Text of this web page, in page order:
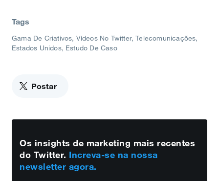
Tags
Gama De Criativos Vídeos No Twitter Telecomunicações
Estados Unidos Estudo De Caso
Postar
Os insights de marketing mais recentes
do Twitter. Increva-se na nossa
newsletter agora.